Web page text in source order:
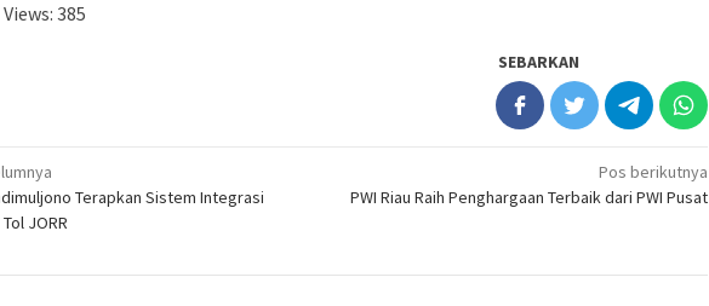
385
SEBARKAN
Terapkan Sistem Integrasi
JORR
Pos berikutnya
PWI Riau Raih Penghargaan Terbaik dari PWI Pusat